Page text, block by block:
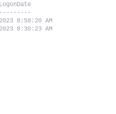
8:58:20 AM
8:30:23 AM